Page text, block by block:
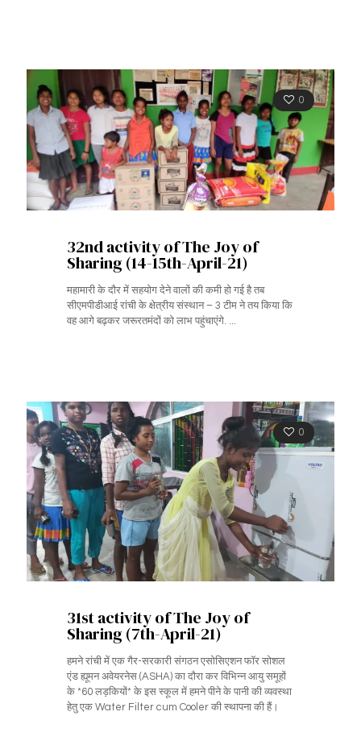
0
32nd activity of The Joy of
Sharing (14-15th-April-21)
महामारी के दौर में सहयोग देने वालों की कमी हो गई है तब
सीएमपीडीआई रांची के क्षेत्रीय संस्थान – 3 टीम ने तय किया कि
वह आगे बढ़कर जरूरतमंदों को लाभ पहुंचाएंगे. ...
0
31st activity of The Joy of
Sharing (7th-April-21)
हमने रांची में एक गैर-सरकारी संगठन एसोसिएशन फॉर सोशल
एंड ह्यूमन अवेयरनेस (ASHA) का दौरा कर विभिन्न आयु समूहों
के *60 लड़कियों* के इस स्कूल में हमने पीने के पानी की व्यवस्था
हेतु एक Water Filter cum Cooler की स्थापना की हैं।